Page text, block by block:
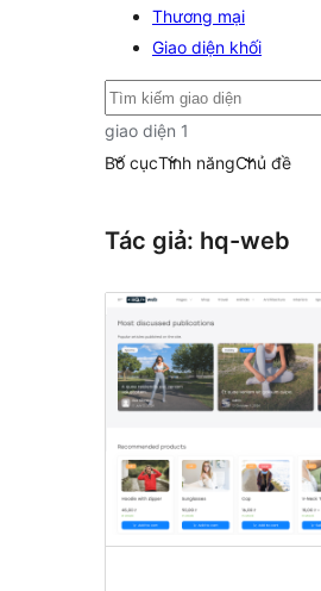
Thương mại
Giao diện khối
Tìm
kiếm
giao diện 1
Bố cụcTính năngChủ đề
Tác giả: hq-web